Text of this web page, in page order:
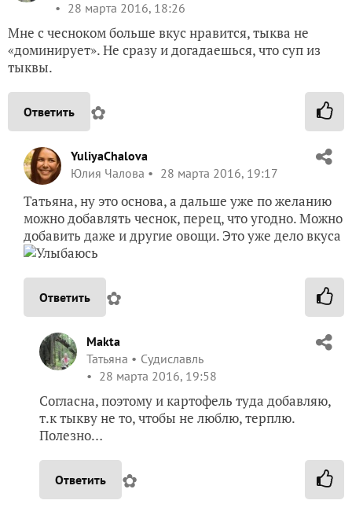
28 марта 2016, 18:26
Мне с чесноком больше вкус нравится, тыква не
«доминирует». Не сразу и догадаешься, что суп из
тыквы.
Ответить ✿
YuliyaChalova
Юлия Чалова
28 марта 2016, 19:17
Татьяна, ну это основа, а дальше уже по желанию
можно добавлять чеснок, перец, что угодно. Можно
добавить даже и другие овощи. Это уже дело вкуса
Ответить ✿
Makta
Татьяна
Судиславль
28 марта 2016, 19:58
Согласна, поэтому и картофель туда добавляю,
т.к тыкву не то, чтобы не люблю, терплю.
Полезно…
Ответить ✿